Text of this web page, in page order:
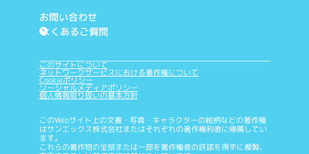
お問い合わせ
?
よくあるご質問
このサイトについて
ネットワークサービスにおける著作権について
Cookieポリシー
ソーシャルメディアポリシー
個人情報取り扱いの基本方針
このWebサイト上の文書・写真・キャラクターの絵柄などの著作権
はサンエックス株式会社またはそれぞれの著作権利者に帰属してい
ます。
これらの著作物の全部または一部を著作権者の許諾を得ずに複製、